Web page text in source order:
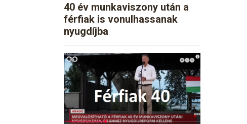
40 év munkaviszony után a
férfiak is vonulhassanak
nyugdíjba